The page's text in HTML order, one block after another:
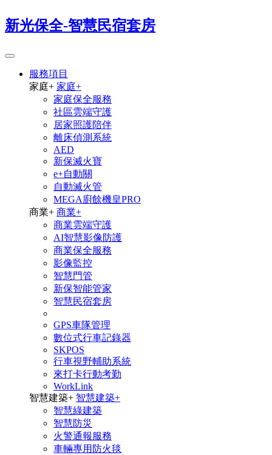
新光保全-智慧民宿套房
服務項目
家庭+ 家庭+
家庭保全服務
社區雲端守護
居家照護陪伴
離床偵測系統
AED
新保滅火寶
e+自動關
自動滅火管
MEGA廚餘機皇PRO
商業+ 商業+
商業雲端守護
AI智慧影像防護
商業保全服務
影像監控
智慧門管
新保智能管家
智慧民宿套房
GPS車隊管理
數位式行車記錄器
SKPOS
行車視野輔助系統
來打卡行動考勤
WorkLink
智慧建築+ 智慧建築+
智慧綠建築
智慧防災
火警通報服務
車輛專用防火毯